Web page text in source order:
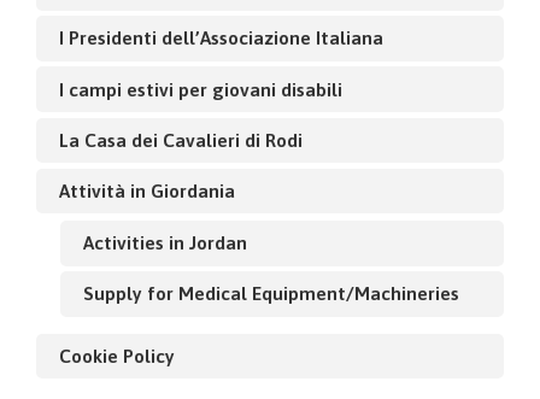
I Presidenti dell’Associazione Italiana
I campi estivi per giovani disabili
La Casa dei Cavalieri di Rodi
Attività in Giordania
Activities in Jordan
Supply for Medical Equipment/Machineries
Cookie Policy